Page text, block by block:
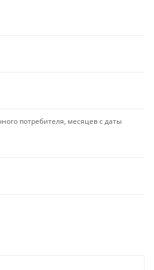
потребителя, месяцев с даты